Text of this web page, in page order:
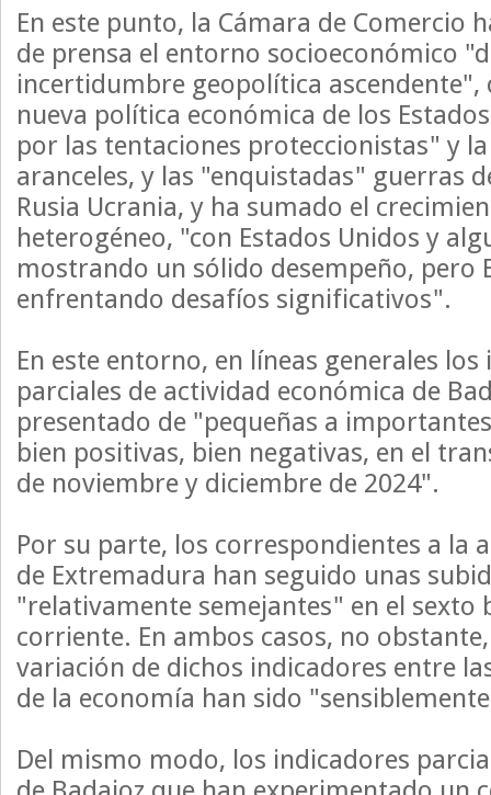
En este punto, la Cámara de Comercio
de prensa el entorno socioeconómico
incertidumbre geopolítica ascendente",
nueva política económica de los
por las tentaciones proteccionistas" y
aranceles, y las "enquistadas" guerras
Rusia Ucrania, y ha sumado el
heterogéneo, "con Estados Unidos y
mostrando un sólido desempeño, pero
enfrentando desafíos significativos".
En este entorno, en líneas generales
parciales de actividad económica de
presentado de "pequeñas a
bien positivas, bien negativas, en el
de noviembre y diciembre de 2024".
Por su parte, los correspondientes a la
de Extremadura han seguido unas
"relativamente semejantes" en el sexto
corriente. En ambos casos, no
variación de dichos indicadores entre
de la economía han sido
Del mismo modo, los indicadores